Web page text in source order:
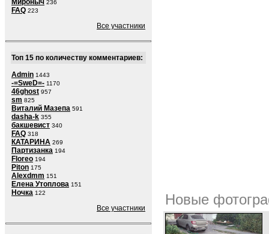
Мироныч 236
FAQ 223
Все участники
Топ 15 по количеству комментариев:
Admin 1443
-=SweD=- 1170
46ghost 957
sm 825
Виталий Мазепа 591
dasha-k 355
бакшевист 340
FAQ 318
КАТАРИНА 269
Партизанка 194
Floreo 194
Piton 175
Alexdmm 151
Елена Утоплова 151
Ночка 122
Все участники
Новые